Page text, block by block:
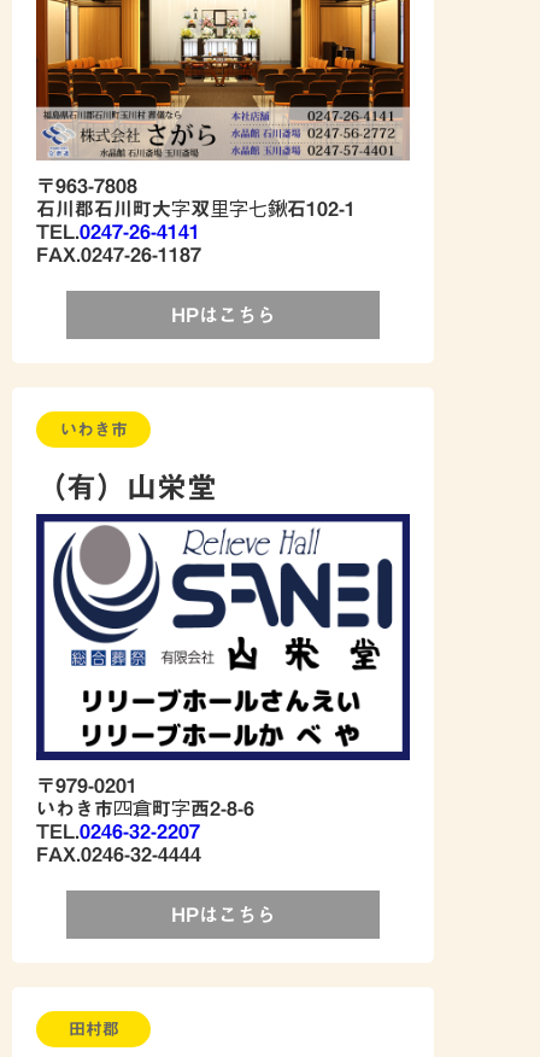
〒963-7808
石川郡石川町大字双里字七鍬石102-1
TEL.0247-26-4141
FAX.0247-26-1187
HPはこちら
いわき市
（有）山栄堂
〒979-0201
いわき市四倉町字西2-8-6
TEL.0246-32-2207
FAX.0246-32-4444
HPはこちら
田村郡